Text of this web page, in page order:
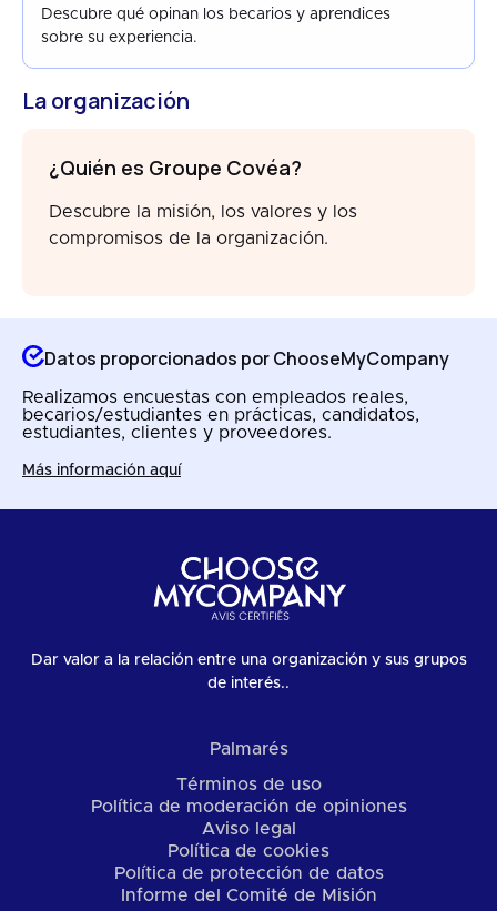
Descubre qué opinan los becarios y aprendices
sobre su experiencia.
La organización
¿Quién es Groupe Covéa?
Descubre la misión, los valores y los
compromisos de la organización.
Datos proporcionados por ChooseMyCompany
Realizamos encuestas con empleados reales,
becarios/estudiantes en prácticas, candidatos,
estudiantes, clientes y proveedores.
Más información aquí
Dar valor a la relación entre una organización y sus grupos
de interés..
Palmarés
Términos de uso
Política de moderación de opiniones
Aviso legal
Política de cookies
Política de protección de datos
Informe del Comité de Misión